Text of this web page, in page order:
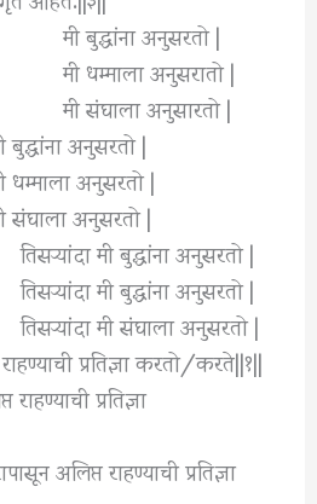
अनुसरतो |
अनुसरातो |
अनुसारतो |
अनुसरतो |
अनुसरतो |
अनुसरतो |
बुद्धांना अनुसरतो |
बुद्धांना अनुसरतो |
संघाला अनुसरतो |
प्रतिज्ञा करतो/करते||१||
प्रतिज्ञा
अलिप्त राहण्याची प्रतिज्ञा